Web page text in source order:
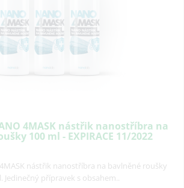
4MASK nástřik nanostříbra na
100 ml - EXPIRACE 11/2022
nástřik nanostříbra na bavlněné roušky
Jedinečný přípravek s obsahem..